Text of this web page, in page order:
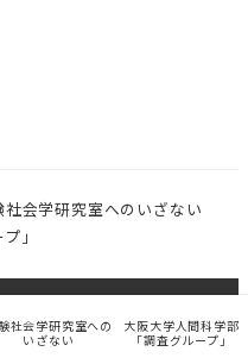
社会学研究室へのいざない
」
室
社会学研究室への
いざない
大阪大学人間科学部
「調査グループ」